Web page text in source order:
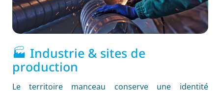
🏭 Industrie & sites de
production
Le territoire manceau conserve une identité